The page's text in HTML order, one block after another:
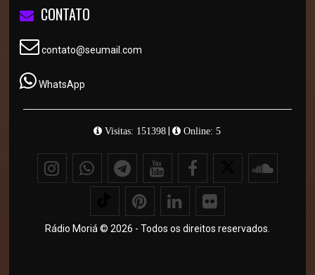
CONTATO
contato@seumail.com
WhatsApp
Visitas: 151398 | Online: 5
Rádio Moriá © 2026 - Todos os direitos reservados.